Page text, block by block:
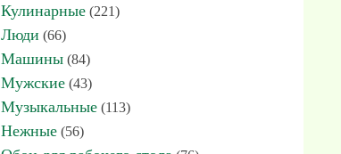
Кулинарные (221)
Люди (66)
Машины (84)
Мужские (43)
Музыкальные (113)
Нежные (56)